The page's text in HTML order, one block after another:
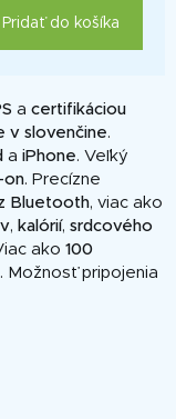
Pridať do košíka
a certifikáciou
v slovenčine.
a iPhone. Veľký
on. Precízne
Bluetooth, viac ako
, kalórií, srdcového
ako 100
. Možnosť pripojenia